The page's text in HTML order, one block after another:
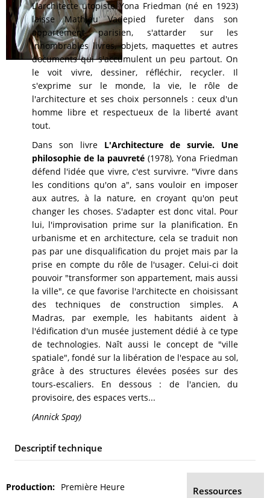
L'architecte utopiste Yona Friedman (né en 1923)
laisse Mathieu Vadepied fureter dans son
appartement parisien, s'attarder sur les
innombrables livres, objets, maquettes et autres
documents qui s'accumulent un peu partout. On
le voit vivre, dessiner, réfléchir, recycler. Il
s'exprime sur le monde, la vie, le rôle de
l'architecture et ses choix personnels : ceux d'un
homme libre et respectueux de la liberté avant
tout.
Dans son livre L'Architecture de survie. Une
philosophie de la pauvreté (1978), Yona Friedman
défend l'idée que vivre, c'est survivre. "Vivre dans
les conditions qu'on a", sans vouloir en imposer
aux autres, à la nature, en croyant qu'on peut
changer les choses. S'adapter est donc vital. Pour
lui, l'improvisation prime sur la planification. En
urbanisme et en architecture, cela se traduit non
pas par une disqualification du projet mais par la
prise en compte du rôle de l'usager. Celui-ci doit
pouvoir "transformer son appartement, mais aussi
la ville", ce que favorise l'architecte en choisissant
des techniques de construction simples. A
Madras, par exemple, les habitants aident à
l'édification d'un musée justement dédié à ce type
de technologies. Naît aussi le concept de "ville
spatiale", fondé sur la libération de l'espace au sol,
grâce à des structures élevées posées sur des
tours-escaliers. En dessous : de l'ancien, du
provisoire, des espaces verts...
(Annick Spay)
Descriptif technique
Production
Première Heure
Ressources